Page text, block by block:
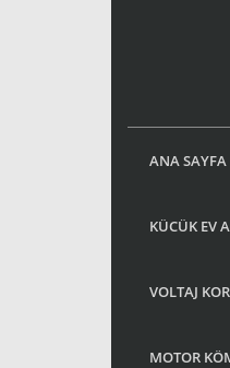
ANA SAYFA
KÜCÜK EV
VOLTAJ
MOTOR